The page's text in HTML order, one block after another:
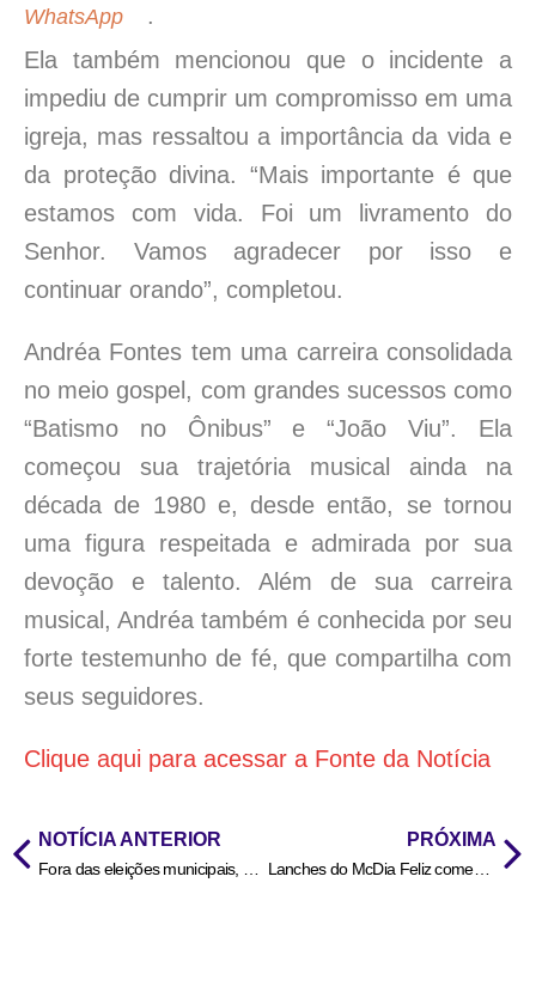
WhatsApp
.
Ela também mencionou que o incidente a
impediu de cumprir um compromisso em uma
igreja, mas ressaltou a importância da vida e
da proteção divina. “Mais importante é que
estamos com vida. Foi um livramento do
Senhor. Vamos agradecer por isso e
continuar orando”, completou.
Andréa Fontes tem uma carreira consolidada
no meio gospel, com grandes sucessos como
“Batismo no Ônibus” e “João Viu”. Ela
começou sua trajetória musical ainda na
década de 1980 e, desde então, se tornou
uma figura respeitada e admirada por sua
devoção e talento. Além de sua carreira
musical, Andréa também é conhecida por seu
forte testemunho de fé, que compartilha com
seus seguidores.
Clique aqui para acessar a Fonte da Notícia
NOTÍCIA ANTERIOR PRÓXIMA
Lanches do McDia Feliz começam a ser entregues às 11h no Roberto Munaretto